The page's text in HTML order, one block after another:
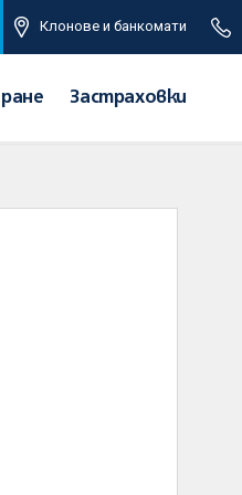
Клонове и банкомати
Застраховки